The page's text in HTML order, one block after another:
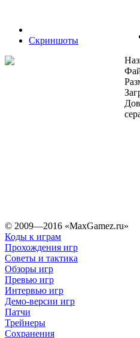
Скриншоты
© 2009—2016 «MaxGamez.ru»
Коды к играм
Прохождения игр
Советы и тактика
Обзоры игр
Превью игр
Интервью игр
Демо-версии игр
Патчи
Трейнеры
Сохранения